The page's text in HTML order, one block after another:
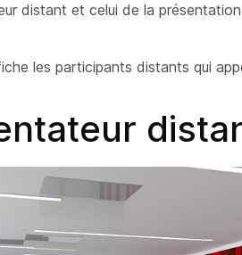
distant et celui de la présentation
les participants distants qui